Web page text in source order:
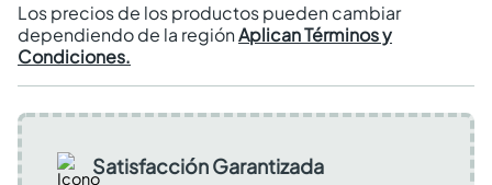
Los precios de los productos pueden cambiar
dependiendo de la regiónAplican Términos y
Condiciones.
Satisfacción Garantizada